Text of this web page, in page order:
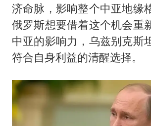
济命脉，影响整个中亚地缘
俄罗斯想要借着这个机会重
中亚的影响力，乌兹别克斯
符合自身利益的清醒选择。